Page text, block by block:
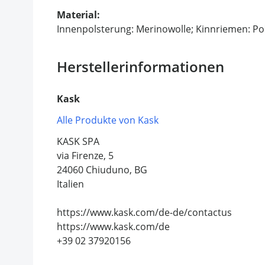
Material:
Innenpolsterung: Merinowolle; Kinnriemen:
Herstellerinformationen
Kask
Alle Produkte von Kask
KASK SPA
via Firenze, 5
24060 Chiuduno, BG
Italien
https://www.kask.com/de-de/contactus
https://www.kask.com/de
+39 02 37920156